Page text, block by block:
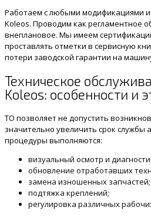
Работаем с любыми модификациями
Koleos. Проводим как регламентное
внеплановое. Мы имеем
проставлять отметки в сервисную
потери заводской гарантии на
Техническое
Koleos: особенности и
ТО позволяет не допустить
значительно увеличить срок службы
процедуры выполняются:
визуальный осмотр и
обновление отработавших
замена изношенных запчастей;
подтяжка креплений;
регулировка различных